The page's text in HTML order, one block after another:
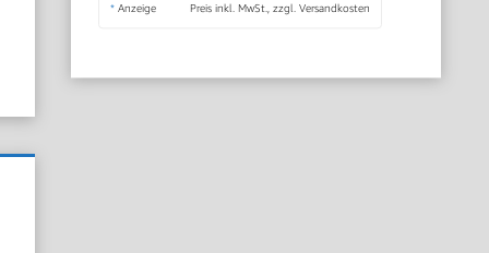
* Anzeige Preis inkl. MwSt., zzgl. Versandkosten